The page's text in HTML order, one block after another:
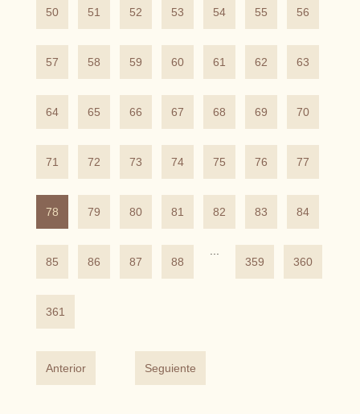
50 51 52 53 54 55 56
57 58 59 60 61 62 63
64 65 66 67 68 69 70
71 72 73 74 75 76 77
78 79 80 81 82 83 84
85 86 87 88
359
360
361
Anterior Seguiente